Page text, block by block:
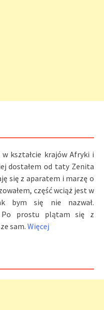
w kształcie krajów Afryki i
dostałem od taty Zenita
się z aparatem i marzę o
część wciąż jest w
bym się nie nazwał.
prostu plątam się z
sam. Więcej